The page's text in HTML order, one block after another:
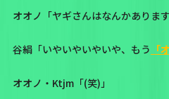
オオノ「ヤギさんはなんかあります
谷絹「いやいやいやいや、もう 「
オオノ・Ktjm「(笑)」